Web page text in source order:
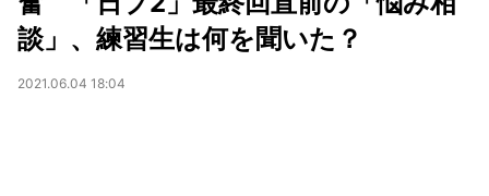
談」、練習生は何を聞いた？
2021.06.04 18:04